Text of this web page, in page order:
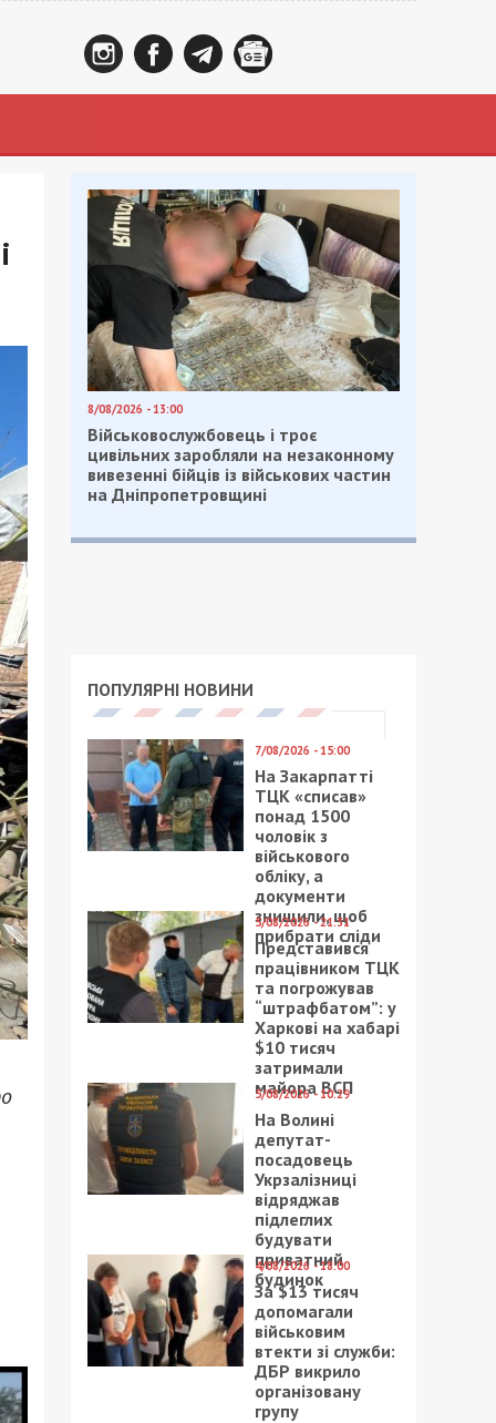
8/08/2026 - 13:00
Військовослужбовець і троє
цивільних заробляли на незаконному
вивезенні бійців із військових частин
на Дніпропетровщині
ПОПУЛЯРНІ НОВИНИ
7/08/2026 - 15:00
На Закарпатті
ТЦК «списав»
понад 1500
чоловік з
військового
обліку, а
документи
знищили, щоб
прибрати сліди
5/08/2026 - 21:31
Представився
працівником ТЦК
та погрожував
“штрафбатом”: у
Харкові на хабарі
$10 тисяч
затримали
майора ВСП
5/08/2026 - 10:29
На Волині
депутат-
посадовець
Укрзалізниці
відряджав
підлеглих
будувати
приватний
будинок
4/08/2026 - 18:00
За $13 тисяч
допомагали
військовим
втекти зі служби:
ДБР викрило
організовану
групу